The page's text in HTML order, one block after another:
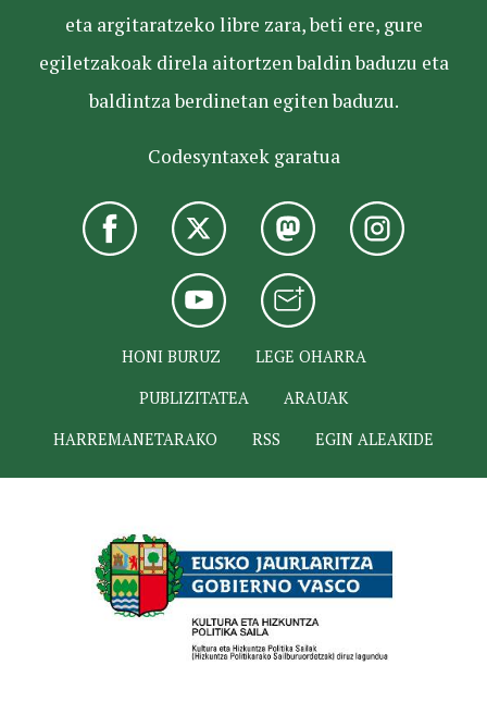
eta argitaratzeko libre zara, beti ere, gure
egiletzakoak direla aitortzen baldin baduzu eta
baldintza berdinetan egiten baduzu.
Codesyntaxek garatua
HONI BURUZ
LEGE OHARRA
PUBLIZITATEA
ARAUAK
HARREMANETARAKO
RSS EGIN ALEAKIDE